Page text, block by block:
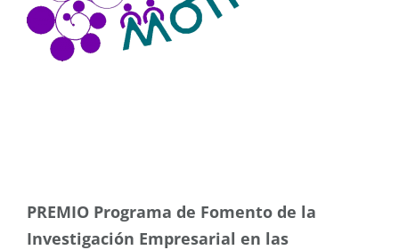
PREMIO Programa de Fomento de la
Investigación Empresarial en las